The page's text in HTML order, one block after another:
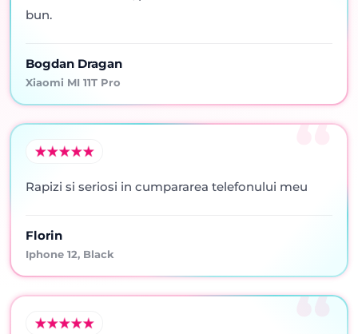
bun.
Bogdan Dragan
Xiaomi MI 11T Pro
Rapizi si seriosi in cumpararea telefonului meu
Florin
Iphone 12, Black